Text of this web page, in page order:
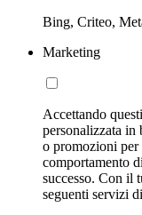
Bing, Criteo,
Marketing
Accettando
personalizzata in
o promozioni
comportamento
successo. Con il
seguenti servizi